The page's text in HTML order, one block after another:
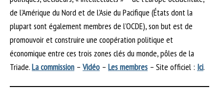
de l’Amérique du Nord et de l’Asie du Pacifique (États dont la
plupart sont également membres de l’OCDE), son but est de
promouvoir et construire une coopération politique et
économique entre ces trois zones clés du monde, pôles de la
Triade.La commission – Vidéo – Les membres – Site officiel : Ici.